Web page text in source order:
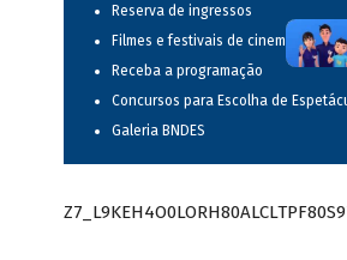
Reserva de ingressos
Filmes e festivais de cinema
Receba a programação
Concursos para Escolha de
Galeria BNDES